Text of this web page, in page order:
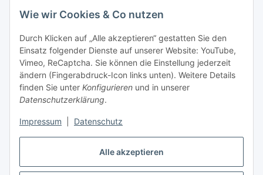
Alle akzeptieren
Wie wir Cookies & Co nutzen
Durch Klicken auf „Alle akzeptieren“ gestatten Sie den
Einsatz folgender Dienste auf unserer Website: YouTube,
Vimeo, ReCaptcha. Sie können die Einstellung jederzeit
ändern (Fingerabdruck-Icon links unten). Weitere Details
finden Sie unter Konfigurieren und in unserer
Datenschutzerklärung.
Impressum Datenschutz
Vertrag widerrufen